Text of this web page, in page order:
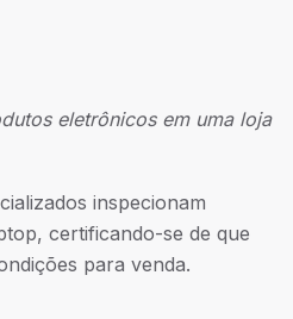
eletrônicos em uma loja
inspecionam
certificando-se de que
para venda.